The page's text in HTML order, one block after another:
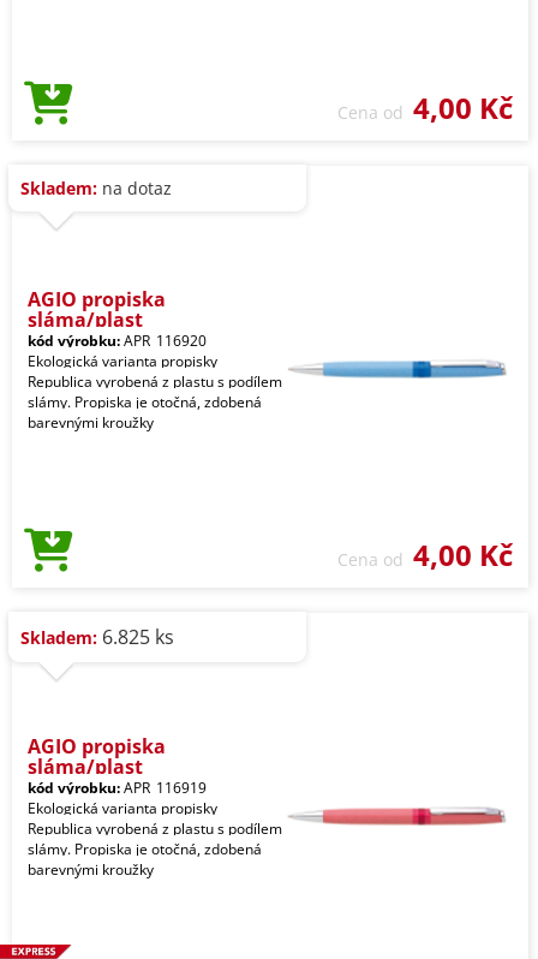
Cena od 4,00 Kč
Skladem: na dotaz
AGIO propiska
sláma/plast
kód výrobku:APR_116920
Ekologická varianta propisky
Republica vyrobená z plastu s podílem
slámy. Propiska je otočná, zdobená
barevnými kroužky
Cena od 4,00 Kč
Skladem: 6.825 ks
AGIO propiska
sláma/plast
kód výrobku:APR_116919
Ekologická varianta propisky
Republica vyrobená z plastu s podílem
slámy. Propiska je otočná, zdobená
barevnými kroužky